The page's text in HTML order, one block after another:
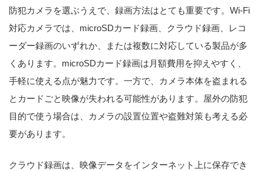
防犯カメラを選ぶうえで、録画方法はとても重要です。Wi-Fi
対応カメラでは、microSDカード録画、クラウド録画、レコ
ーダー録画のいずれか、または複数に対応している製品が多
くあります。microSDカード録画は月額費用を抑えやすく、
手軽に使える点が魅力です。一方で、カメラ本体を盗まれる
とカードごと映像が失われる可能性があります。屋外の防犯
目的で使う場合は、カメラの設置位置や盗難対策も考える必
要があります。
クラウド録画は、映像データをインターネット上に保存でき